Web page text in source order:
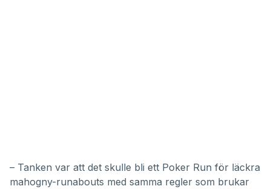
– Tanken var att det skulle bli ett Poker Run för läckra
mahogny-runabouts med samma regler som brukar